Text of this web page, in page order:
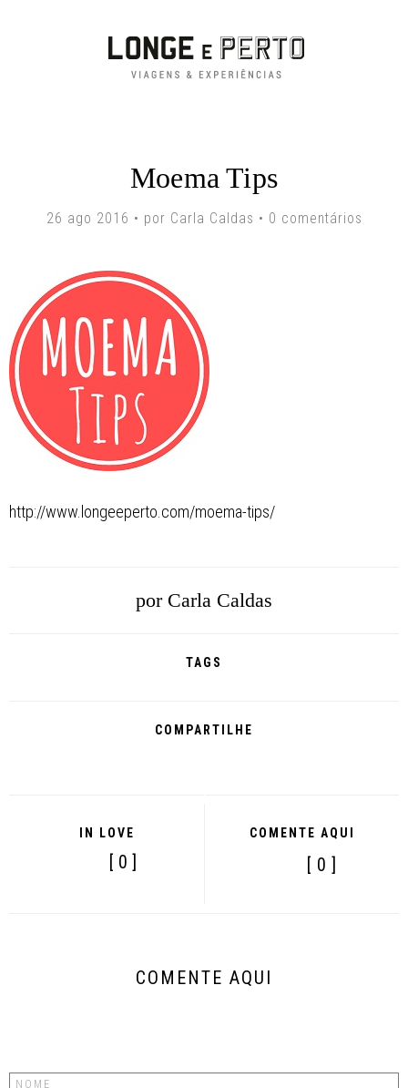
Moema Tips
26 ago 2016 • por Carla Caldas • 0 comentários
http://www.longeeperto.com/moema-tips/
por Carla Caldas
TAGS
COMPARTILHE
IN LOVE
[ 0 ]
COMENTE AQUI
[ 0 ]
COMENTE AQUI